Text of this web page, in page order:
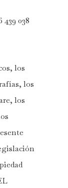
038
los
los
los